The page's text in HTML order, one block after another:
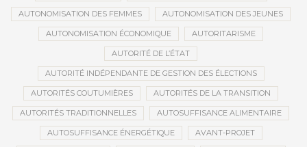
AUTONOMISATION DES FEMMES AUTONOMISATION DES JEUNES
AUTONOMISATION ÉCONOMIQUE AUTORITARISME
AUTORITÉ DE L’ÉTAT
AUTORITÉ INDÉPENDANTE DE GESTION DES ÉLECTIONS
AUTORITÉS COUTUMIÈRES AUTORITÉS DE LA TRANSITION
AUTORITÉS TRADITIONNELLES AUTOSUFFISANCE ALIMENTAIRE
AUTOSUFFISANCE ÉNERGÉTIQUE AVANT-PROJET